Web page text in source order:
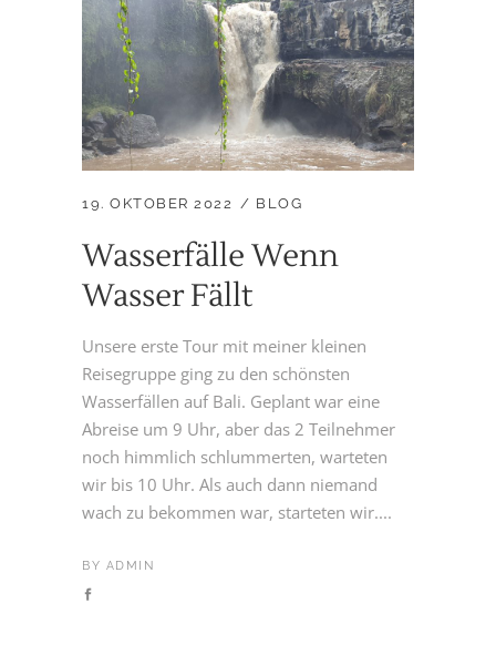
19. OKTOBER 2022 BLOG
Wasserfälle Wenn
Wasser Fällt
Unsere erste Tour mit meiner kleinen
Reisegruppe ging zu den schönsten
Wasserfällen auf Bali. Geplant war eine
Abreise um 9 Uhr, aber das 2 Teilnehmer
noch himmlich schlummerten, warteten
wir bis 10 Uhr. Als auch dann niemand
wach zu bekommen war, starteten wir....
BY ADMIN